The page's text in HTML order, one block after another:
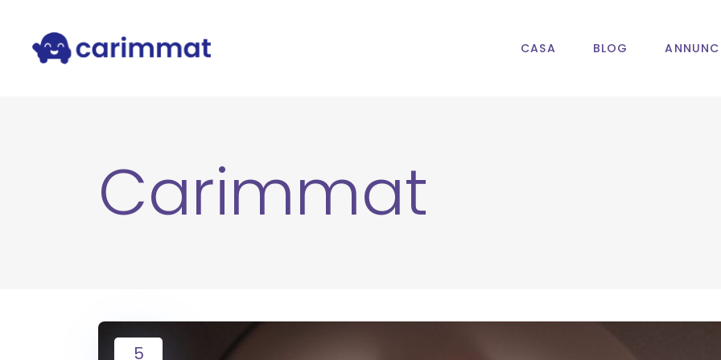
CASA BLOG
Carimmat
5